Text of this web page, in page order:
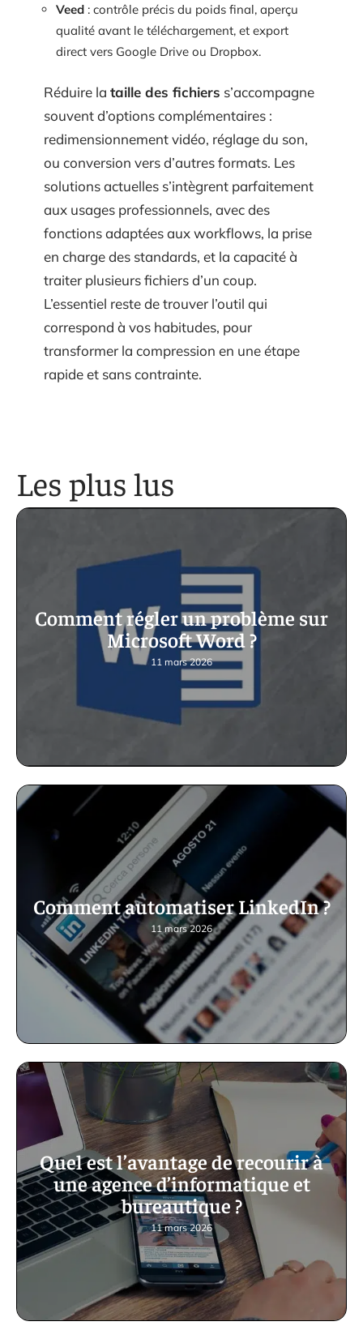
Veed : contrôle précis du poids final, aperçu
qualité avant le téléchargement, et export
direct vers Google Drive ou Dropbox.
Réduire la taille des fichiers s’accompagne
souvent d’options complémentaires :
redimensionnement vidéo, réglage du son,
ou conversion vers d’autres formats. Les
solutions actuelles s’intègrent parfaitement
aux usages professionnels, avec des
fonctions adaptées aux workflows, la prise
en charge des standards, et la capacité à
traiter plusieurs fichiers d’un coup.
L’essentiel reste de trouver l’outil qui
correspond à vos habitudes, pour
transformer la compression en une étape
rapide et sans contrainte.
Les plus lus
Comment régler un problème sur
Microsoft Word ?
11 mars 2026
Comment automatiser LinkedIn ?
11 mars 2026
Quel est l’avantage de recourir à
une agence d’informatique et
bureautique ?
11 mars 2026